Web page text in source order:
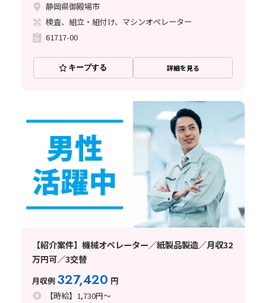
静岡県御殿場市
検査、組立・組付け、マシンオペレーター
61717-00
キープする 詳細を見る
【紹介案件】機械オペレーター／紙製品製造／月収32
万円可／3交替
月収例 327,420 円
【時給】1,730円～